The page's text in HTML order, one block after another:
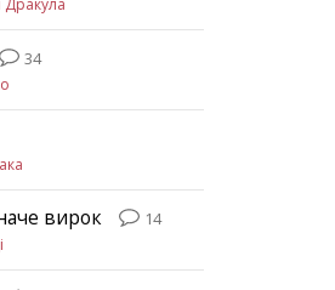
34
вирок
14